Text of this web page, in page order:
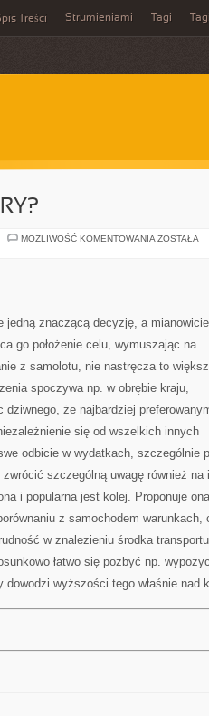
Treści Strumieniami Tagi Tagi
MOŻLIWOŚĆ KOMENTOWANIA WARTO
ZOSTAŁA
jedną znaczącą decyzję, a mianowicie
go położenie celu, wymuszając na
z samolotu, nie nastręcza to
spoczywa np. w obrębie kraju,
że najbardziej
się od wszelkich innych
odbicie w wydatkach, szczególnie
szczególną uwagę również na
i popularna jest kolej. Proponuje ona
z samochodem warunkach,
w znalezieniu środka
łatwo się pozbyć np.
wyższości tego właśnie nad